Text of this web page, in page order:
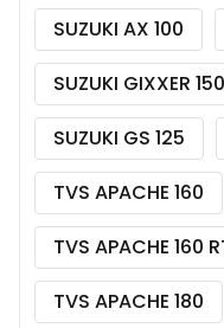
SUZUKI AX 100
SUZUKI GIXXER 150
SUZUKI GS 125
TVS APACHE 160
TVS APACHE 160
TVS APACHE 180